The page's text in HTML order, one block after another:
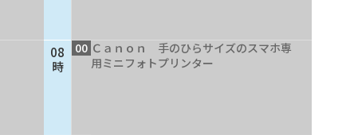
08
時
00 Ｃａｎｏｎ 手のひらサイズのスマホ専
用ミニフォトプリンター